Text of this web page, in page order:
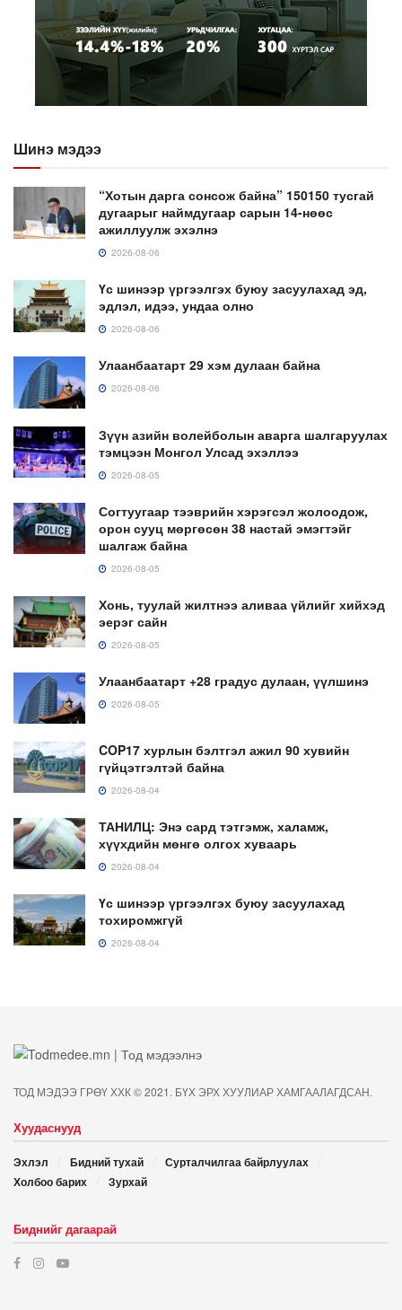
Шинэ мэдээ
“Хотын дарга сонсож байна” 150150 тусгай
дугаарыг наймдугаар сарын 14-нөөс
ажиллуулж эхэлнэ
2026-08-06
Үс шинээр үргээлгэх буюу засуулахад эд,
эдлэл, идээ, ундаа олно
2026-08-06
Улаанбаатарт 29 хэм дулаан байна
2026-08-06
Зүүн азийн волейболын аварга шалгаруулах
тэмцээн Монгол Улсад эхэллээ
2026-08-05
Согтуугаар тээврийн хэрэгсэл жолоодож,
орон сууц мөргөсөн 38 настай эмэгтэйг
шалгаж байна
2026-08-05
Хонь, туулай жилтнээ аливаа үйлийг хийхэд
эерэг сайн
2026-08-05
Улаанбаатарт +28 градус дулаан, үүлшинэ
2026-08-05
COP17 хурлын бэлтгэл ажил 90 хувийн
гүйцэтгэлтэй байна
2026-08-04
ТАНИЛЦ: Энэ сард тэтгэмж, халамж,
хүүхдийн мөнгө олгох хуваарь
2026-08-04
Үс шинээр үргээлгэх буюу засуулахад
тохиромжгүй
2026-08-04
ТОД МЭДЭЭ ГРӨҮ ХХК © 2021. БҮХ ЭРХ ХУУЛИАР ХАМГААЛАГДСАН.
Хуудаснууд
Эхлэл Бидний тухай
Сурталчилгаа байрлуулах
Холбоо барих
Зурхай
Биднийг дагаарай